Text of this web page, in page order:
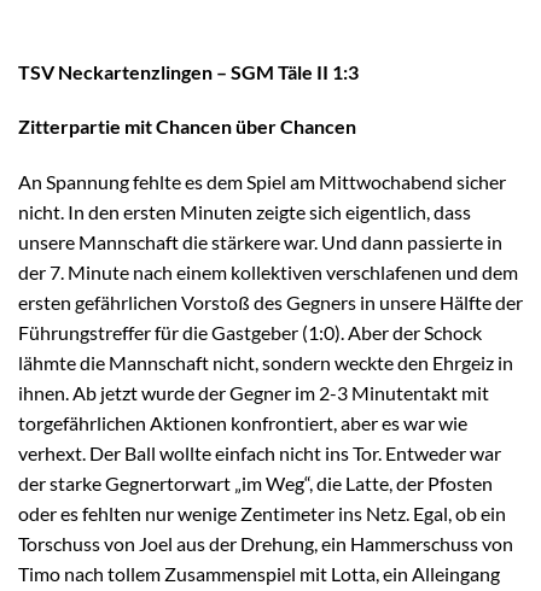
TSV Neckartenzlingen – SGM Täle II 1:3
Zitterpartie mit Chancen über Chancen
An Spannung fehlte es dem Spiel am Mittwochabend sicher
nicht. In den ersten Minuten zeigte sich eigentlich, dass
unsere Mannschaft die stärkere war. Und dann passierte in
der 7. Minute nach einem kollektiven verschlafenen und dem
ersten gefährlichen Vorstoß des Gegners in unsere Hälfte der
Führungstreffer für die Gastgeber (1:0). Aber der Schock
lähmte die Mannschaft nicht, sondern weckte den Ehrgeiz in
ihnen. Ab jetzt wurde der Gegner im 2-3 Minutentakt mit
torgefährlichen Aktionen konfrontiert, aber es war wie
verhext. Der Ball wollte einfach nicht ins Tor. Entweder war
der starke Gegnertorwart „im Weg“, die Latte, der Pfosten
oder es fehlten nur wenige Zentimeter ins Netz. Egal, ob ein
Torschuss von Joel aus der Drehung, ein Hammerschuss von
Timo nach tollem Zusammenspiel mit Lotta, ein Alleingang